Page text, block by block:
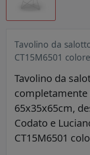
Tavolino da
CT15M6501
Tavolino da
65x35x65cm,
Codato e
CT15M6501